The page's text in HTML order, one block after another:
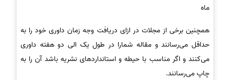
ماه
همچنین برخی از مجلات در ازای دریافت وجه زمان داوری خود را به
حداقل می‌رسانند و مقاله شمارا در طول یک الی دو هفته داوری
می‌کنند و اگر مناسب با حیطه و استانداردهای نشریه باشد آن را به
چاپ می‌رسانند.